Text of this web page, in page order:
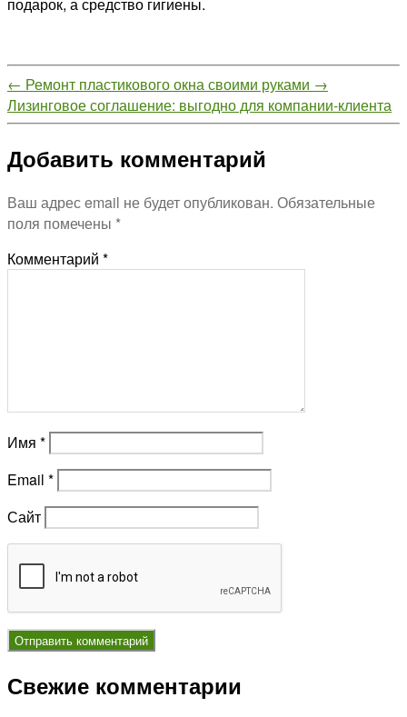
подарок, а средство гигиены.
← Ремонт пластикового окна своими руками →
Лизинговое соглашение: выгодно для компании-клиента
Добавить комментарий
Ваш адрес email не будет опубликован. Обязательные
поля помечены *
Комментарий *
Имя *
Email *
Сайт
Свежие комментарии